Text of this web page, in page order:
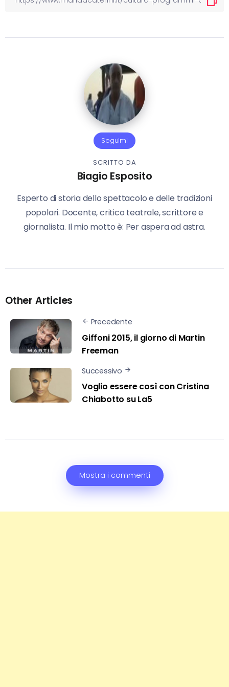
Seguimi
SCRITTO DA
Biagio Esposito
Esperto di storia dello spettacolo e delle tradizioni
popolari. Docente, critico teatrale, scrittore e
giornalista. Il mio motto è: Per aspera ad astra.
Other Articles
Precedente
Giffoni 2015, il giorno di Martin
Freeman
Successivo
Voglio essere così con Cristina
Chiabotto su La5
Mostra i commenti